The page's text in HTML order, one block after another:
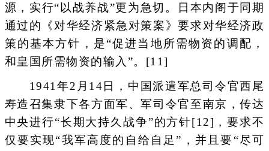
源，实行“以战养战”更为急切。日本内阁于同期
通过的《对华经济紧急对策案》要求对华经济政
策的基本方针，是“促进当地所需物资的调配，
和皇国所需物资的输入”。[11]
1941年2月14日，中国派遣军总司令官西尾
寿造召集隶下各方面军、军司令官至南京，传达
中央进行“长期大持久战争”的方针[12]，要求不
仅要实现“我军高度的自给自足”，并且要“尽可